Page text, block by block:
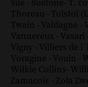
Sue - Suétone- T.
Thoreau - Tolstoï
Twain - Valdagne -
Vannereux - Vasari
Vigny - Villiers de
Voragine - Vouin -
Wilkie Collins-
Zamacoïs - Zola